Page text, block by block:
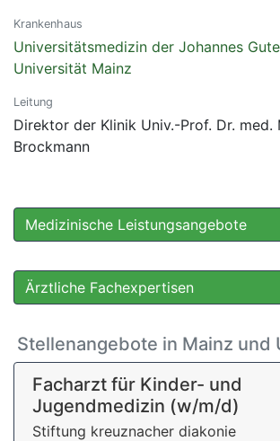
Krankenhaus
Universitätsmedizin der Johannes
Universität Mainz
Leitung
Direktor der Klinik Univ.-Prof. Dr. med.
Brockmann
Medizinische Leistungsangebote
Ärztliche Fachexpertisen
Stellenangebote in Mainz und
Facharzt für Kinder- und
Jugendmedizin (w/m/d)
Stiftung kreuznacher diakonie